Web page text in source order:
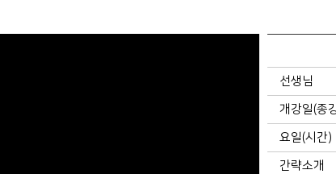
선생님
개강일(종
요일(시간)
간략소개